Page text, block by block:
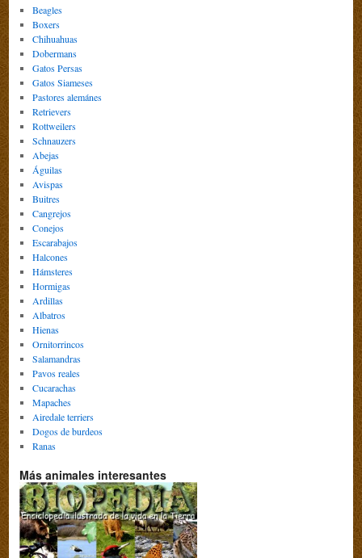
Beagles
Boxers
Chihuahuas
Dobermans
Gatos Persas
Gatos Siameses
Pastores alemánes
Retrievers
Rottweilers
Schnauzers
Abejas
Águilas
Avispas
Buitres
Cangrejos
Conejos
Escarabajos
Halcones
Hámsteres
Hormigas
Ardillas
Albatros
Hienas
Ornitorrincos
Salamandras
Pavos reales
Cucarachas
Mapaches
Airedale terriers
Dogos de burdeos
Ranas
Más animales interesantes